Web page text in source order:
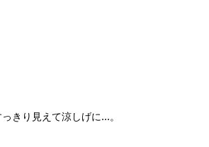
きり見えて涼しげに…。